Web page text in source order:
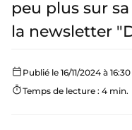
peu plus sur
la newsletter
Publié le 16/11/2024 à 16:30
Temps de lecture : 4 min.